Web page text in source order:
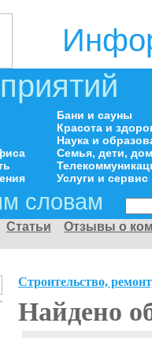
Бани и сауны
Красота и
Наука и
Семья, дети,
Услуги и сервис
словам
Статьи
Отзывы о
Строительство,
Найдено